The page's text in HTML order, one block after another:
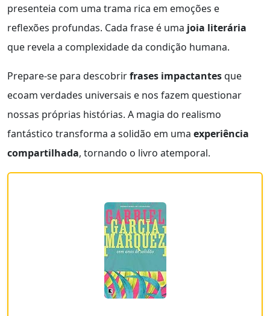
presenteia com uma trama rica em emoções e
reflexões profundas. Cada frase é uma joia literária
que revela a complexidade da condição humana.
Prepare-se para descobrirfrases impactantesque
ecoam verdades universais e nos fazem questionar
nossas próprias histórias. A magia do realismo
fantástico transforma a solidão em uma experiência
compartilhada, tornando o livro atemporal.